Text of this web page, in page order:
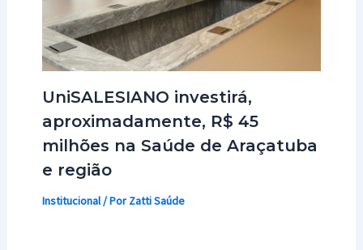
UniSALESIANO investirá,
aproximadamente, R$ 45
milhões na Saúde de Araçatuba
e região
Institucional/ PorZatti Saúde